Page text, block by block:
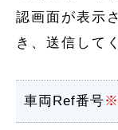
認画面が表示
き、送信して
車両Ref番号※